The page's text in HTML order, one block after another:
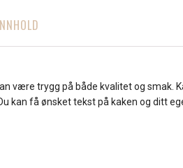
være trygg på både kvalitet og smak.
kan få ønsket tekst på kaken og ditt